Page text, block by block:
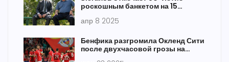
роскошным банкетом на 15
апр 8 2025
Бенфика разгромила Окленд Сити
после двухчасовой грозы на